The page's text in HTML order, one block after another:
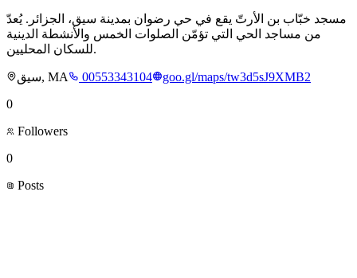
مسجد خبّاب بن الأرتّ يقع في حي رضوان بمدينة سيق، الجزائر. يُعدّ
من مساجد الحي التي تؤمّن الصلوات الخمس والأنشطة الدينية
للسكان المحليين.
سيق, MA 00553343104
goo.gl/maps/tw3d5sJ9XMB2
0
Followers
0
Posts